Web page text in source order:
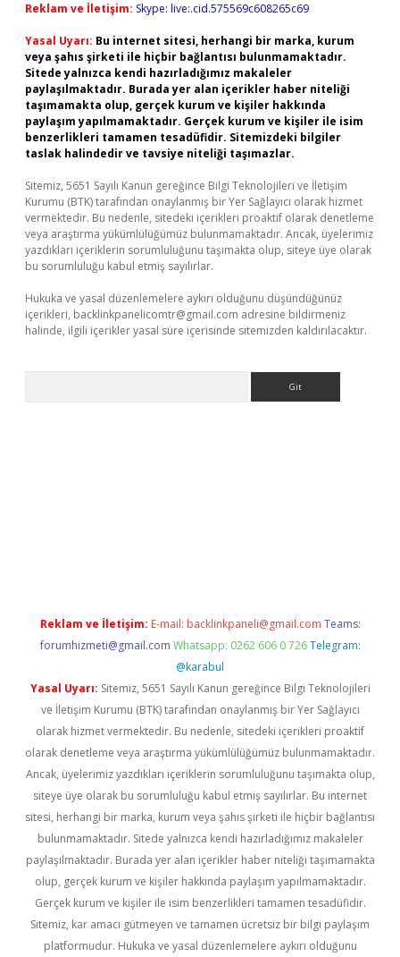
Reklam ve İletişim: Skype: live:.cid.575569c608265c69
Yasal Uyarı: Bu internet sitesi, herhangi bir marka, kurum
veya şahıs şirketi ile hiçbir bağlantısı bulunmamaktadır.
Sitede yalnızca kendi hazırladığımız makaleler
paylaşılmaktadır. Burada yer alan içerikler haber niteliği
taşımamakta olup, gerçek kurum ve kişiler hakkında
paylaşım yapılmamaktadır. Gerçek kurum ve kişiler ile isim
benzerlikleri tamamen tesadüfidir. Sitemizdeki bilgiler
taslak halindedir ve tavsiye niteliği taşımazlar.
Sitemiz, 5651 Sayılı Kanun gereğince Bilgi Teknolojileri ve İletişim
Kurumu (BTK) tarafından onaylanmış bir Yer Sağlayıcı olarak hizmet
vermektedir. Bu nedenle, sitedeki içerikleri proaktif olarak denetleme
veya araştırma yükümlülüğümüz bulunmamaktadır. Ancak, üyelerimiz
yazdıkları içeriklerin sorumluluğunu taşımakta olup, siteye üye olarak
bu sorumluluğu kabul etmiş sayılırlar.
Hukuka ve yasal düzenlemelere aykırı olduğunu düşündüğünüz
içerikleri, backlinkpanelicomtr@gmail.com adresine bildirmeniz
halinde, ilgili içerikler yasal süre içerisinde sitemizden kaldırılacaktır.
Reklam ve İletişim: E-mail: backlinkpaneli@gmail.com Teams:
forumhizmeti@gmail.com Whatsapp: 0262 606 0 726 Telegram:
@karabul
Yasal Uyarı: Sitemiz, 5651 Sayılı Kanun gereğince Bilgi Teknolojileri
ve İletişim Kurumu (BTK) tarafından onaylanmış bir Yer Sağlayıcı
olarak hizmet vermektedir. Bu nedenle, sitedeki içerikleri proaktif
olarak denetleme veya araştırma yükümlülüğümüz bulunmamaktadır.
Ancak, üyelerimiz yazdıkları içeriklerin sorumluluğunu taşımakta olup,
siteye üye olarak bu sorumluluğu kabul etmiş sayılırlar. Bu internet
sitesi, herhangi bir marka, kurum veya şahıs şirketi ile hiçbir bağlantısı
bulunmamaktadır. Sitede yalnızca kendi hazırladığımız makaleler
paylaşılmaktadır. Burada yer alan içerikler haber niteliği taşımamakta
olup, gerçek kurum ve kişiler hakkında paylaşım yapılmamaktadır.
Gerçek kurum ve kişiler ile isim benzerlikleri tamamen tesadüfidir.
Sitemiz, kar amacı gütmeyen ve tamamen ücretsiz bir bilgi paylaşım
platformudur. Hukuka ve yasal düzenlemelere aykırı olduğunu